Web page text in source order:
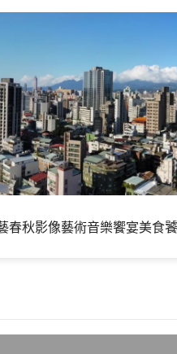
春秋影像藝術音樂饗宴美食